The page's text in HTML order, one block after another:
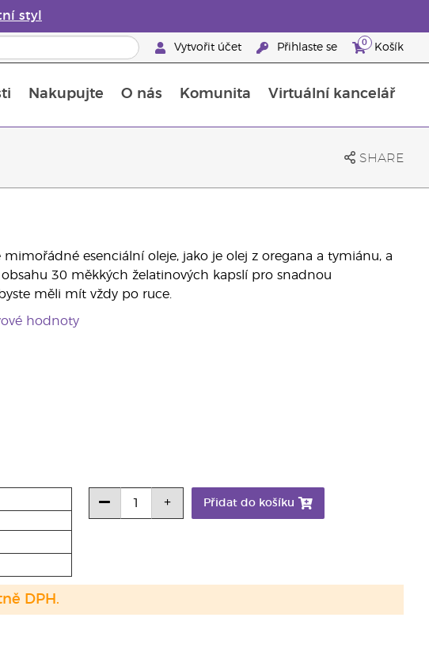
styl
Vytvořit účet Přihlaste se 0 Košík
Nakupujte O nás Komunita Virtuální kancelář
SHARE
esenciální oleje, jako je olej z oregana a tymiánu, a
30 měkkých želatinových kapslí pro snadnou
měli mít vždy po ruce.
hodnoty
Přidat do košíku
DPH.